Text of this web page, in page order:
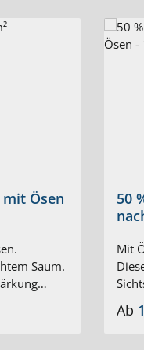
Ösen
Saum.
16 mm.
grün,
50
Mit
ca.
Ab